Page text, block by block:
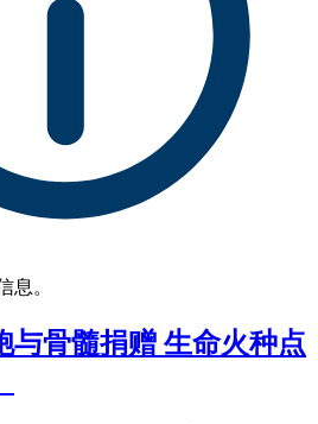
息。
与骨髓捐赠 生命火种点